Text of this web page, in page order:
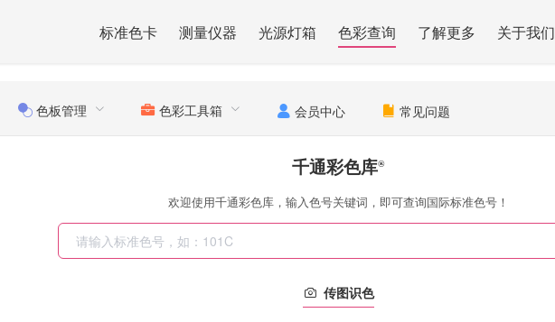
标准色卡 测量仪器 光源灯箱 色彩查询 了解更多 关于我们
色板管理 色彩工具箱 会员中心 常见问题
千通彩色库®
欢迎使用千通彩色库，输入色号关键词，即可查询国际标准色号！
传图识色